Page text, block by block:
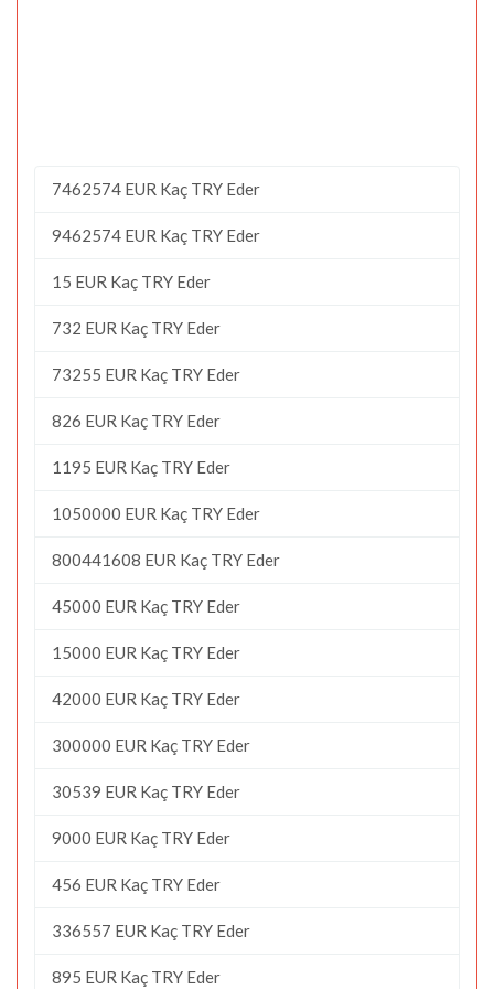
7462574 EUR Kaç TRY Eder
9462574 EUR Kaç TRY Eder
15 EUR Kaç TRY Eder
732 EUR Kaç TRY Eder
73255 EUR Kaç TRY Eder
826 EUR Kaç TRY Eder
1195 EUR Kaç TRY Eder
1050000 EUR Kaç TRY Eder
800441608 EUR Kaç TRY Eder
45000 EUR Kaç TRY Eder
15000 EUR Kaç TRY Eder
42000 EUR Kaç TRY Eder
300000 EUR Kaç TRY Eder
30539 EUR Kaç TRY Eder
9000 EUR Kaç TRY Eder
456 EUR Kaç TRY Eder
336557 EUR Kaç TRY Eder
895 EUR Kaç TRY Eder